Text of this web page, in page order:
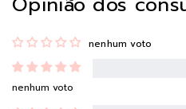
nenhum voto
nenhum voto